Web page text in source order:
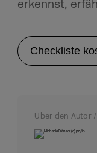
erkennst,
Checkliste
Über den Autor